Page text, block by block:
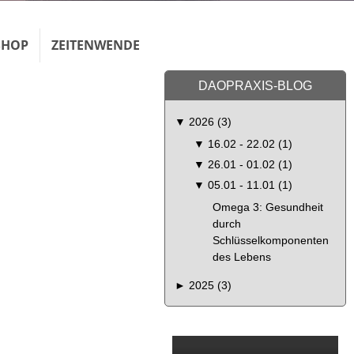
ZEITENWENDE
DAOPRAXIS-BLOG
▼ 2026 (3)
▼ 16.02 - 22.02 (1)
▼ 26.01 - 01.02 (1)
▼ 05.01 - 11.01 (1)
Omega 3: Gesundheit
durch
Schlüsselkomponenten
des Lebens
► 2025 (3)